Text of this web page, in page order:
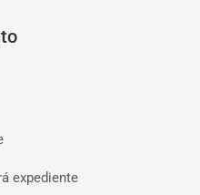
expediente